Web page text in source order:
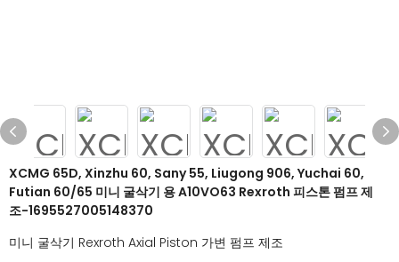
XCMG 65D, Xinzhu 60, Sany 55, Liugong 906, Yuchai 60,
Futian 60/65 미니 굴삭기 용 A10VO63 Rexroth 피스톤 펌프 제
조-1695527005148370
미니 굴삭기 Rexroth Axial Piston 가변 펌프 제조